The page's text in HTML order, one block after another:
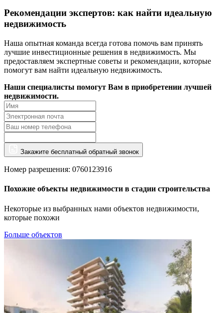
Рекомендации экспертов: как найти идеальную
недвижимость
Наша опытная команда всегда готова помочь вам принять
лучшие инвестиционные решения в недвижимость. Мы
предоставляем экспертные советы и рекомендации, которые
помогут вам найти идеальную недвижимость.
Наши специалисты помогут Вам в приобретении лучшей
недвижимости.
Закажите бесплатный обратный звонок
Номер разрешения: 0760123916
Похожие объекты недвижимости в стадии строительства
Некоторые из выбранных нами объектов недвижимости,
которые похожи
Больше объектов